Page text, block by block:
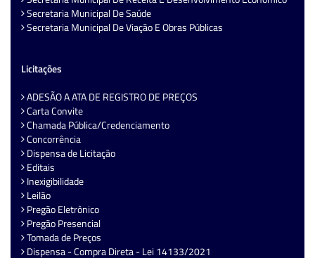
Secretaria Municipal De Saúde
Secretaria Municipal De Viação E Obras Públicas
Licitações
ADESÃO A ATA DE REGISTRO DE PREÇOS
Carta Convite
Chamada Pública/Credenciamento
Concorrência
Dispensa de Licitação
Editais
Inexigibilidade
Leilão
Pregão Eletrônico
Pregão Presencial
Tomada de Preços
Dispensa - Compra Direta - Lei 14133/2021